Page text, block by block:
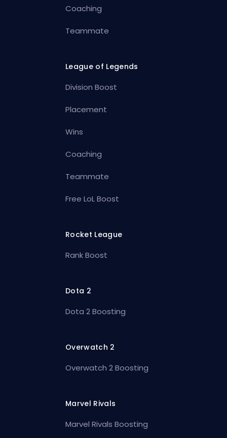
Coaching
Teammate
League of Legends
Division Boost
Placement
Wins
Coaching
Teammate
Free LoL Boost
Rocket League
Rank Boost
Dota 2
Dota 2 Boosting
Overwatch 2
Overwatch 2 Boosting
Marvel Rivals
Marvel Rivals Boosting